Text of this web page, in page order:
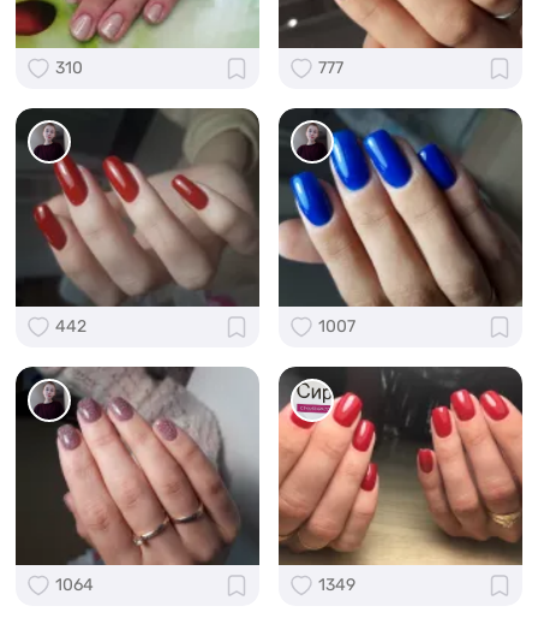
310 777
442 1007
1064 1349